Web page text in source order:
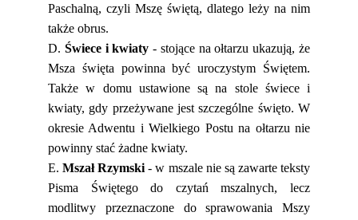
Paschalną, czyli Mszę świętą, dlatego leży na nim
także obrus.
D. Świece i kwiaty - stojące na ołtarzu ukazują, że
Msza święta powinna być uroczystym Świętem.
Także w domu ustawione są na stole świece i
kwiaty, gdy przeżywane jest szczególne święto. W
okresie Adwentu i Wielkiego Postu na ołtarzu nie
powinny stać żadne kwiaty.
E.Mszał Rzymski - w mszale nie są zawarte teksty
Pisma Świętego do czytań mszalnych, lecz
modlitwy przeznaczone do sprawowania Mszy